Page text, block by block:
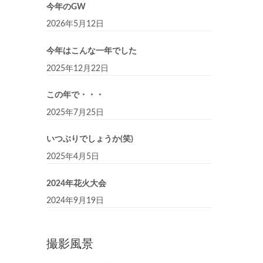
今年のGW
2026年5月12日
今年はこんな一年でした
2025年12月22日
この年で・・・
2025年7月25日
いつぶりでしょうか(笑)
2025年4月5日
2024年花火大会
2024年9月19日
撮影風景